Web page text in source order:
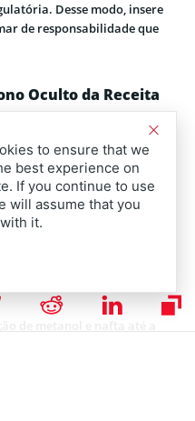
Desse modo, insere
de responsabilidade que
Oculto da Receita
na última semana, é
o crime organizado na
com a Receita
investigação revelou um
distribuição de combustíveis
de R$ 52 bilhões entre
to ensure that we
best experience on
If you continue to use
will assume that you
it.